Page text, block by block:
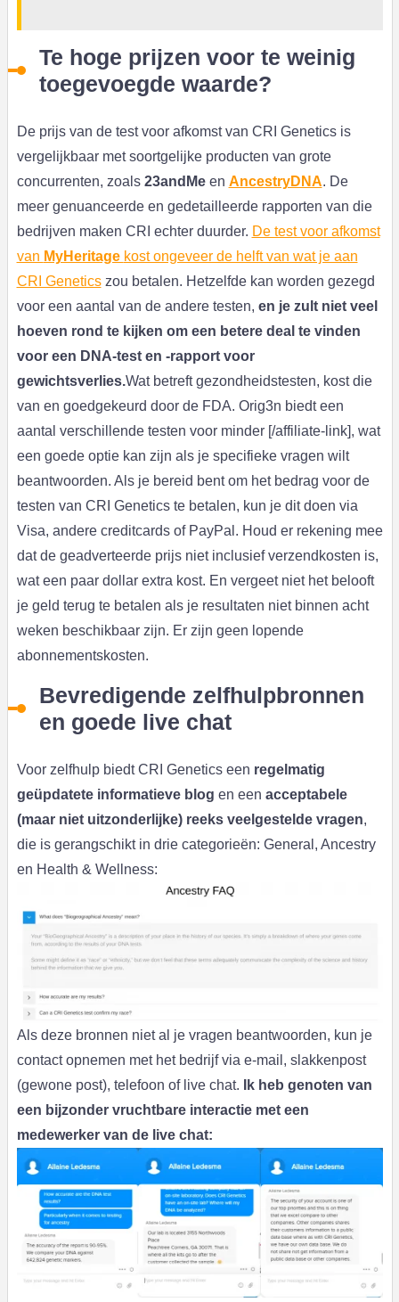
Te hoge prijzen voor te weinig
toegevoegde waarde?
De prijs van de test voor afkomst van CRI Genetics is
vergelijkbaar met soortgelijke producten van grote
concurrenten, zoals 23andMe en AncestryDNA. De
meer genuanceerde en gedetailleerde rapporten van die
bedrijven maken CRI echter duurder. De test voor afkomst
van MyHeritage kost ongeveer de helft van wat je aan
CRI Geneticszou betalen. Hetzelfde kan worden gezegd
voor een aantal van de andere testen, en je zult niet veel
hoeven rond te kijken om een betere deal te vinden
voor een DNA-test en -rapport voor
gewichtsverlies.Wat betreft gezondheidstesten, kost die
van en goedgekeurd door de FDA. Orig3n biedt een
aantal verschillende testen voor minder [/affiliate-link], wat
een goede optie kan zijn als je specifieke vragen wilt
beantwoorden. Als je bereid bent om het bedrag voor de
testen van CRI Genetics te betalen, kun je dit doen via
Visa, andere creditcards of PayPal. Houd er rekening mee
dat de geadverteerde prijs niet inclusief verzendkosten is,
wat een paar dollar extra kost. En vergeet niet het belooft
je geld terug te betalen als je resultaten niet binnen acht
weken beschikbaar zijn. Er zijn geen lopende
abonnementskosten.
Bevredigende zelfhulpbronnen
en goede live chat
Voor zelfhulp biedt CRI Genetics een regelmatig
geüpdatete informatieve blog en een acceptabele
(maar niet uitzonderlijke) reeks veelgestelde vragen,
die is gerangschikt in drie categorieën: General, Ancestry
en Health & Wellness:
Als deze bronnen niet al je vragen beantwoorden, kun je
contact opnemen met het bedrijf via e-mail, slakkenpost
(gewone post), telefoon of live chat.
Ik heb genoten van
een bijzonder vruchtbare interactie met een
medewerker van de live chat: